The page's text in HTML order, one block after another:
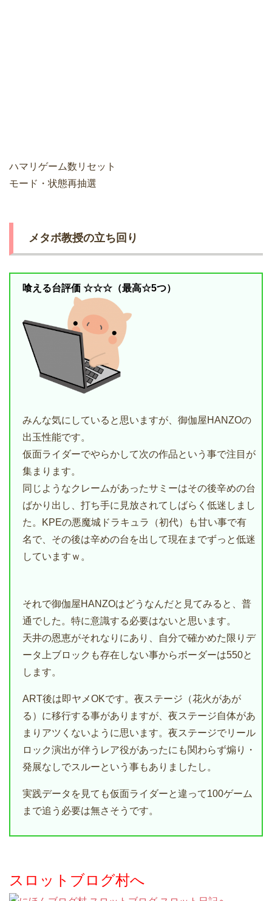
ハマリゲーム数リセット
モード・状態再抽選
メタボ教授の立ち回り
喰える台評価 ☆☆☆（最高☆5つ）
みんな気にしていると思いますが、御伽屋HANZOの
出玉性能です。
仮面ライダーでやらかして次の作品という事で注目が
集まります。
同じようなクレームがあったサミーはその後辛めの台
ばかり出し、打ち手に見放されてしばらく低迷しまし
た。KPEの悪魔城ドラキュラ（初代）も甘い事で有
名で、その後は辛めの台を出して現在までずっと低迷
していますｗ。
それで御伽屋HANZOはどうなんだと見てみると、普
通でした。特に意識する必要はないと思います。
天井の恩恵がそれなりにあり、自分で確かめた限りデ
ータ上ブロックも存在しない事からボーダーは550と
します。
ART後は即ヤメOKです。夜ステージ（花火があが
る）に移行する事がありますが、夜ステージ自体があ
まりアツくないように思います。夜ステージでリール
ロック演出が伴うレア役があったにも関わらず煽り・
発展なしでスルーという事もありましたし。
実践データを見ても仮面ライダーと違って100ゲーム
まで追う必要は無さそうです。
スロットブログ村へ